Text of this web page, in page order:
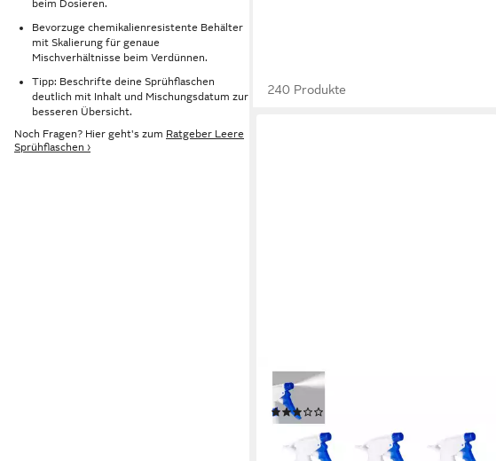
beim Dosieren.
Bevorzuge chemikalienresistente Behälter
mit Skalierung für genaue
Mischverhältnisse beim Verdünnen.
Tipp: Beschrifte deine Sprühflaschen
deutlich mit Inhalt und Mischungsdatum zur
besseren Übersicht.
Noch Fragen? Hier geht's zum Ratgeber Leere
Sprühflaschen ›
240 Produkte
RELAXDAYS
Sprühflasche 3er Set, blau
12,99 € UVP
-57%